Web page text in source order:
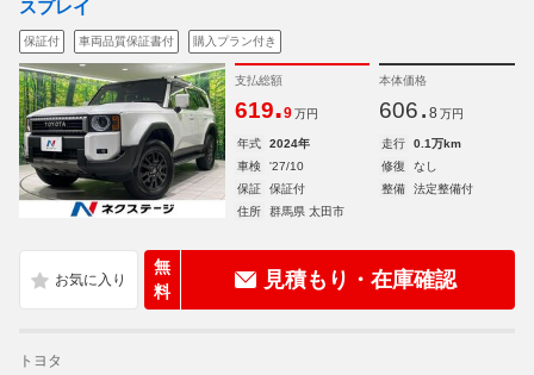
スプレイ
保証付 車両品質保証書付 購入プラン付き
支払総額
619.9 万円
本体価格
606. 8 万円
年式 2024年 走行
0.1万km
車検
'27/10 修復
なし
保証
保証付 整備
法定整備付
住所
群馬県 太田市
無
料
見積もり・在庫確認
トヨタ